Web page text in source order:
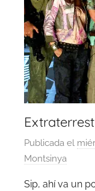
Publicada el
Montsinya
Sip, ahí va un